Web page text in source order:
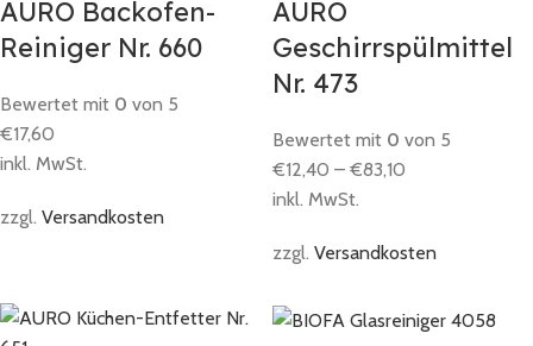
AURO Backofen-
Reiniger Nr. 660
Bewertet mit 0 von 5
€17,60
inkl. MwSt.
zzgl. Versandkosten
AURO
Geschirrspülmittel
Nr. 473
Bewertet mit 0 von 5
€12,40 – €83,10
inkl. MwSt.
zzgl. Versandkosten